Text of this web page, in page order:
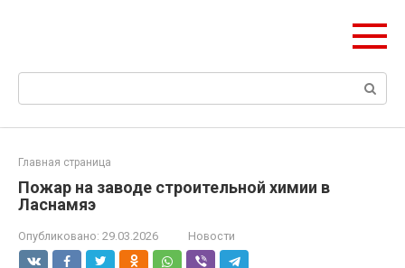
Поиск:
Главная страница
Пожар на заводе строительной химии в
Ласнамяэ
Опубликовано: 29.03.2026 Новости